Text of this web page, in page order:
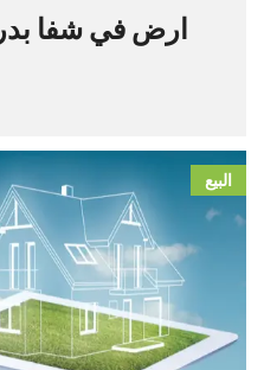
ارض في شفا
البيع